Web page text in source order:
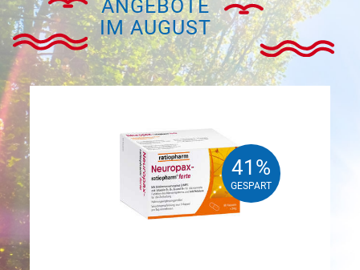
ANGEBOTE
IM AUGUST
41%
GESPART
41%
GESPART